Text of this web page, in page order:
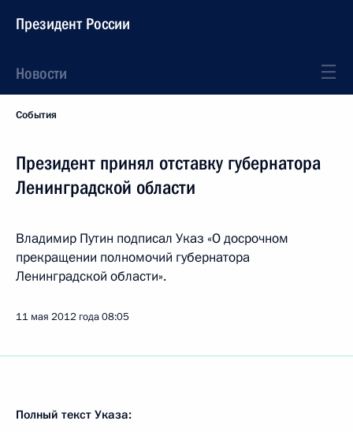
Президент России
Новости
События
Президент принял отставку губернатора
Ленинградской области
Владимир Путин подписал Указ «О досрочном
прекращении полномочий губернатора
Ленинградской области».
11 мая 2012 года08:05
Полный текст Указа: